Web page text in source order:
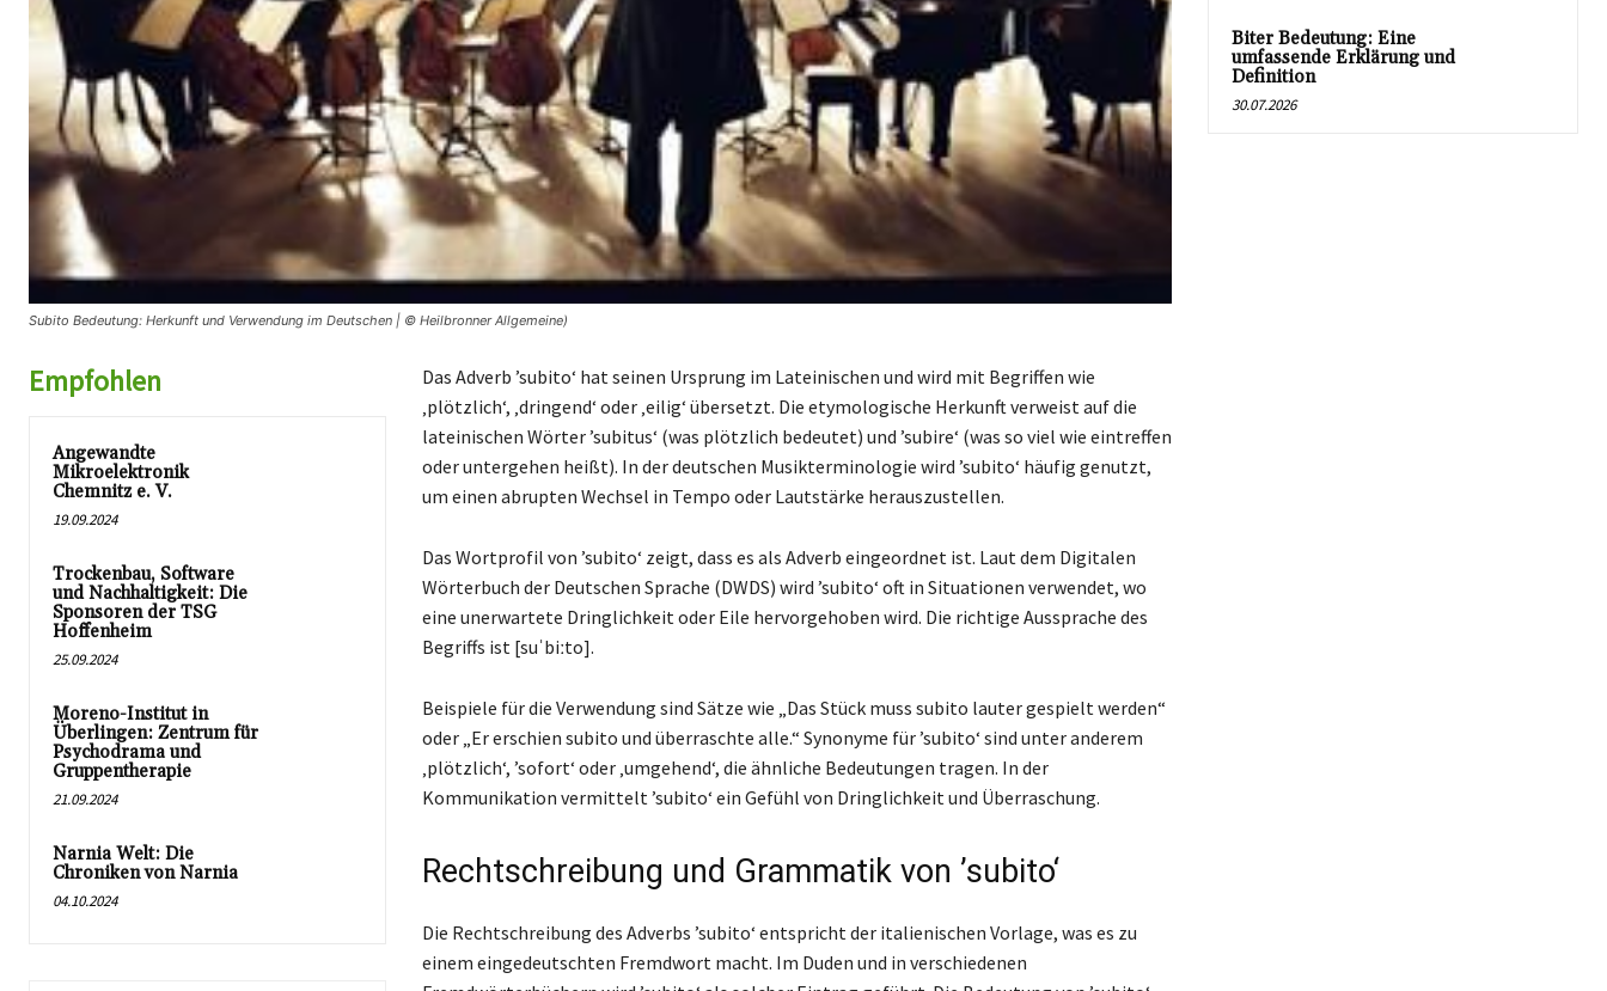
Subito Bedeutung: Herkunft und Verwendung im Deutschen | © Heilbronner Allgemeine)
Empfohlen
Angewandte
Mikroelektronik
Chemnitz e. V.
19.09.2024
Trockenbau, Software
und Nachhaltigkeit: Die
Sponsoren der TSG
Hoffenheim
25.09.2024
Moreno-Institut in
Überlingen: Zentrum für
Psychodrama und
Gruppentherapie
21.09.2024
Narnia Welt: Die
Chroniken von Narnia
04.10.2024
Das Adverb ’subito‘ hat seinen Ursprung im Lateinischen und wird mit Begriffen wie
‚plötzlich‘, ‚dringend‘ oder ‚eilig‘ übersetzt. Die etymologische Herkunft verweist auf die
lateinischen Wörter ’subitus‘ (was plötzlich bedeutet) und ’subire‘ (was so viel wie eintreffen
oder untergehen heißt). In der deutschen Musikterminologie wird ’subito‘ häufig genutzt,
um einen abrupten Wechsel in Tempo oder Lautstärke herauszustellen.
Das Wortprofil von ’subito‘ zeigt, dass es als Adverb eingeordnet ist. Laut dem Digitalen
Wörterbuch der Deutschen Sprache (DWDS) wird ’subito‘ oft in Situationen verwendet, wo
eine unerwartete Dringlichkeit oder Eile hervorgehoben wird. Die richtige Aussprache des
Begriffs ist [suˈbiːto].
Beispiele für die Verwendung sind Sätze wie „Das Stück muss subito lauter gespielt werden“
oder „Er erschien subito und überraschte alle.“ Synonyme für ’subito‘ sind unter anderem
‚plötzlich‘, ’sofort‘ oder ‚umgehend‘, die ähnliche Bedeutungen tragen. In der
Kommunikation vermittelt ’subito‘ ein Gefühl von Dringlichkeit und Überraschung.
Rechtschreibung und Grammatik von ’subito‘
Die Rechtschreibung des Adverbs ’subito‘ entspricht der italienischen Vorlage, was es zu
einem eingedeutschten Fremdwort macht. Im Duden und in verschiedenen
Biter Bedeutung: Eine
umfassende Erklärung und
Definition
30.07.2026